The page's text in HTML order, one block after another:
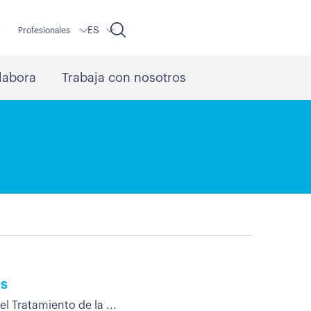
Profesionales ES
Trabaja con nosotros
Tratamiento de la ...